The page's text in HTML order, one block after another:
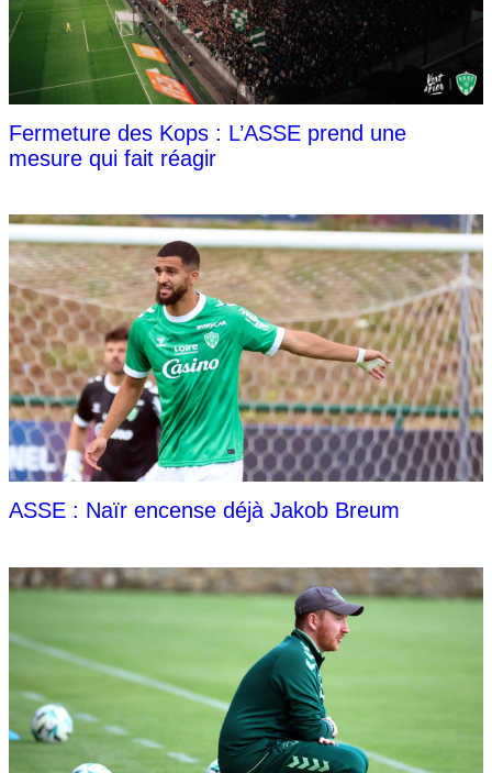
Fermeture des Kops : L’ASSE prend une
mesure qui fait réagir
ASSE : Naïr encense déjà Jakob Breum